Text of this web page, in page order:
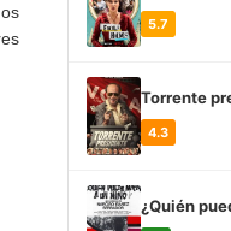
5.7
Torrente
4.3
¿Quién